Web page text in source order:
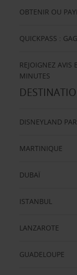
OBTENIR OU
QUICKPASS :
REJOIGNEZ AVIS
MINUTES
DISNEYLAND
MARTINIQUE
DUBAÏ
ISTANBUL
LANZAROTE
GUADELOUPE